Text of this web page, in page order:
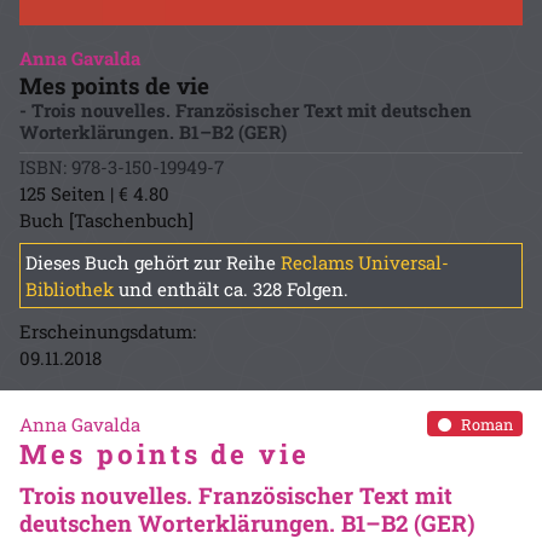
Anna Gavalda
Mes points de vie
- Trois nouvelles. Französischer Text mit deutschen
Worterklärungen. B1–B2 (GER)
ISBN: 978-3-150-19949-7
125 Seiten | € 4.80
Buch [Taschenbuch]
Dieses Buch gehört zur Reihe Reclams Universal-
Bibliothek und enthält ca. 328 Folgen.
Erscheinungsdatum:
09.11.2018
Roman
Anna Gavalda
Mes points de vie
Trois nouvelles. Französischer Text mit
deutschen Worterklärungen. B1–B2 (GER)